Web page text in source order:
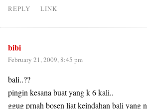
REPLY LINK
bibi
February 21, 2009, 8:45 pm
bali..??
pingin kesana buat yang k 6 kali..
ggug prnah bosen liat keindahan bali yang